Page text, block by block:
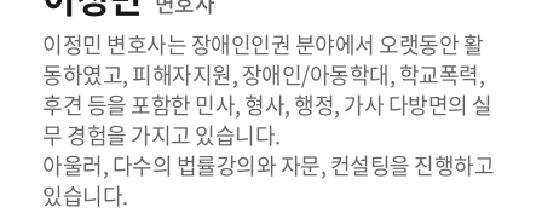
이정민 변호사는 장애인인권 분야에서 오랫동안 활
동하였고, 피해자지원, 장애인/아동학대, 학교폭력,
후견 등을 포함한 민사, 형사, 행정, 가사 다방면의 실
무 경험을 가지고 있습니다.
아울러, 다수의 법률강의와 자문, 컨설팅을 진행하고
있습니다.